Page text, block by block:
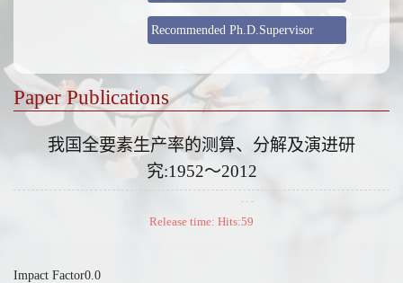
Recommended Ph.D.Supervisor
Paper Publications
我国全要素生产率的测算、分解及演进研
究:1952～2012
Release time: Hits:59
Impact Factor0.0